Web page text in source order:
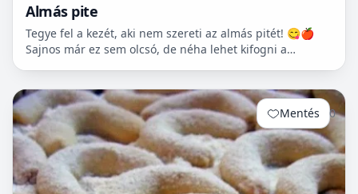
Almás pite
Tegye fel a kezét, aki nem szereti az almás pitét! 😋🍎
Sajnos már ez sem olcsó, de néha lehet kifogni a
Mentés 0